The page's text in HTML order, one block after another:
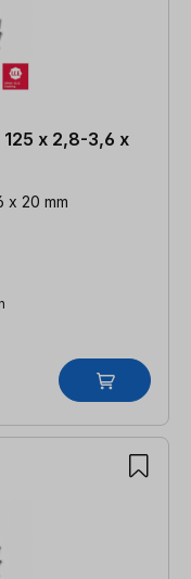
x 2,8-3,6 x
x 20 mm